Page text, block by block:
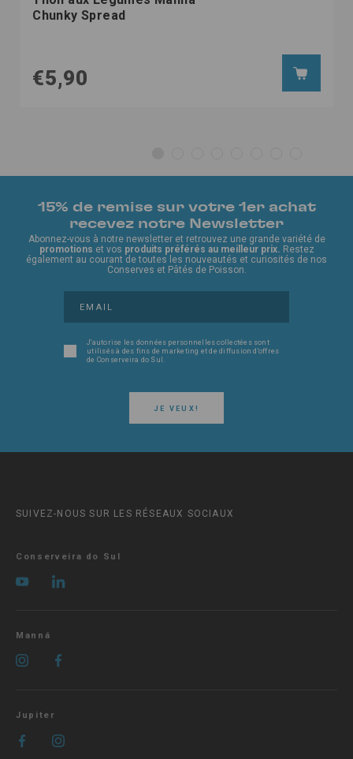
Chunky Spread
€5,90
15% de remise sur votre 1er achat
recevez notre Newsletter
Abonnez-vous à notre newsletter et retrouvez une grande variété de
promotions et vos produits préférés au meilleur prix. Restez
également au courant de toutes les nouveautés et curiosités de nos
Conserves et Pâtés de Poisson.
JE VEUX!
J'autorise les données personnelles collectées sont
utilisés à des fins de marketing et de diffusion d'offres
de Conserveira do Sul.
SUIVEZ-NOUS SUR LES RÉSEAUX SOCIAUX
Conserveira do Sul
Manná
Jupiter